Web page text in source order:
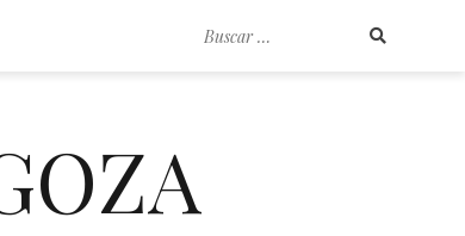
Buscar